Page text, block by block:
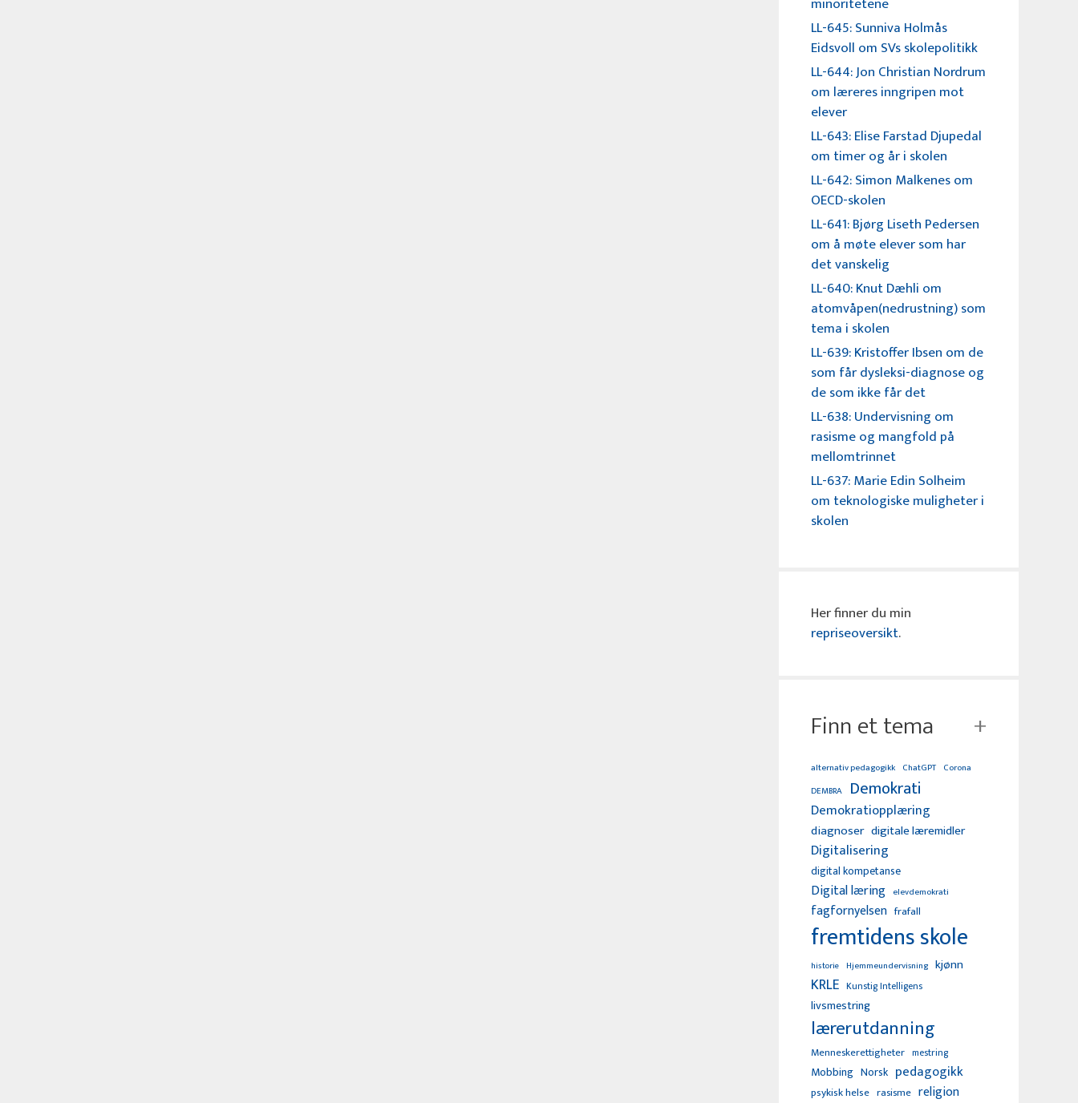
LL-645: Sunniva Holmås
Eidsvoll om SVs skolepolitikk
LL-644: Jon Christian Nordrum
om læreres inngripen mot
elever
LL-643: Elise Farstad Djupedal
om timer og år i skolen
LL-642: Simon Malkenes om
OECD-skolen
LL-641: Bjørg Liseth Pedersen
om å møte elever som har
det vanskelig
LL-640: Knut Dæhli om
atomvåpen(nedrustning) som
tema i skolen
LL-639: Kristoffer Ibsen om de
som får dysleksi-diagnose og
de som ikke får det
LL-638: Undervisning om
rasisme og mangfold på
mellomtrinnet
LL-637: Marie Edin Solheim
om teknologiske muligheter i
skolen
Her finner du min
repriseoversikt.
Finn et tema
alternativ pedagogikk ChatGPT Corona
DEMBRA Demokrati
Demokratiopplæring
diagnoser digitale læremidler
Digitalisering
digital kompetanse
Digital læring elevdemokrati
fagfornyelsen frafall
fremtidens skole
historie Hjemmeundervisning kjønn
KRLE Kunstig Intelligens
livsmestring
lærerutdanning
Menneskerettigheter mestring
Mobbing Norsk pedagogikk
psykisk helse rasisme religion